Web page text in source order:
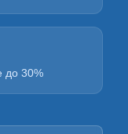
до 30%